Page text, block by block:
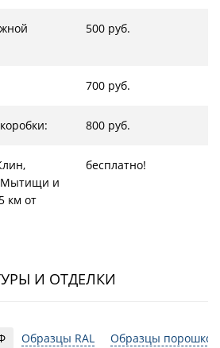
500 руб.
700 руб.
800 руб.
Мытищи и
км от
бесплатно!
И ОТДЕЛКИ
Образцы RAL Образцы